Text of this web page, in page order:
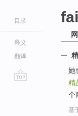
目录
释义
翻译
她
精
个
基